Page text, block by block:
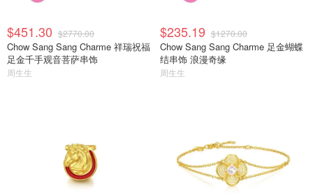
$451.30 $2770.00
Chow Sang Sang Charme 祥瑞祝福
足金千手观音菩萨串饰
周生生
$235.19 $1270.00
Chow Sang Sang Charme 足金蝴蝶
结串饰 浪漫奇缘
周生生